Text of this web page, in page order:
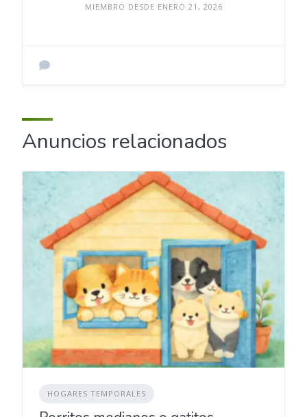
MIEMBRO DESDE ENERO 21, 2026
Anuncios relacionados
HOGARES TEMPORALES